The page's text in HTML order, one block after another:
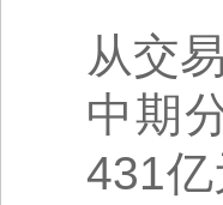
从交
中期
431